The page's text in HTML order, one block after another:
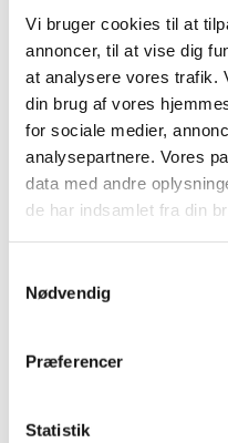
Vi bruger cookies til at
annoncer, til at vise dig
at analysere vores trafik.
din brug af vores
for sociale medier,
analysepartnere. Vores
data med andre
de har indsamlet fra din
Nødvendig
Præferencer
Statistik
er en personlig
Dette års modtagere af
Anne Ladegaard
Anton Pottegård
Felix Riede
Naja Hulvej Rod
Sune Lehmann
talentfulde ph.d.-
Stipendierne er
forskningsinstitutioner
indenfor deres felt.
- Jeg glæder mig
vegne, der med